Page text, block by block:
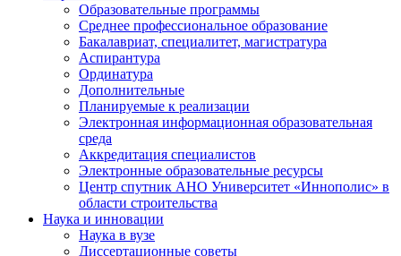
Образовательные программы
Среднее профессиональное образование
Бакалавриат, специалитет, магистратура
Аспирантура
Ординатура
Дополнительные
Планируемые к реализации
Электронная информационная образовательная
среда
Аккредитация специалистов
Электронные образовательные ресурсы
Центр спутник АНО Университет «Иннополис» в
области строительства
Наука и инновации
Наука в вузе
Диссертационные советы